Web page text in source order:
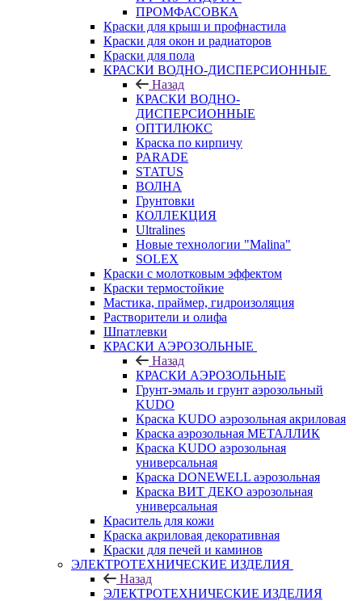
ПРОМФАСОВКА
Краски для крыш и профнастила
Краски для окон и радиаторов
Краски для пола
КРАСКИ ВОДНО-ДИСПЕРСИОННЫЕ
Назад
КРАСКИ ВОДНО-
ДИСПЕРСИОННЫЕ
ОПТИЛЮКС
Краска по кирпичу
PARADE
STATUS
ВОЛНА
Грунтовки
КОЛЛЕКЦИЯ
Ultralines
Новые технологии "Malina"
SOLEX
Краски с молотковым эффектом
Краски термостойкие
Мастика, праймер, гидроизоляция
Растворители и олифа
Шпатлевки
КРАСКИ АЭРОЗОЛЬНЫЕ
Назад
КРАСКИ АЭРОЗОЛЬНЫЕ
Грунт-эмаль и грунт аэрозольный
KUDO
Краска KUDO аэрозольная акриловая
Краска аэрозольная МЕТАЛЛИК
Краска KUDO аэрозольная
универсальная
Краска DONEWELL аэрозольная
Краска ВИТ ДЕКО аэрозольная
универсальная
Краситель для кожи
Краска акриловая декоративная
Краски для печей и каминов
ЭЛЕКТРОТЕХНИЧЕСКИЕ ИЗДЕЛИЯ
Назад
ЭЛЕКТРОТЕХНИЧЕСКИЕ ИЗДЕЛИЯ